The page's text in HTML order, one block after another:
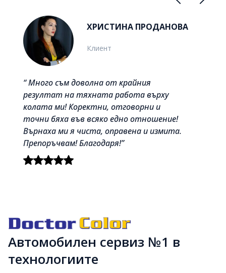
ХРИСТИНА ПРОДАНОВА
Клиент
“ Много съм доволна от крайния
резултат на тяхната работа върху
колата ми! Коректни, отговорни и
точни бяха във всяко едно отношение!
Върнаха ми я чиста, оправена и измита.
Препоръчвам! Благодаря!”
Автомобилен сервиз №1 в
технологиите